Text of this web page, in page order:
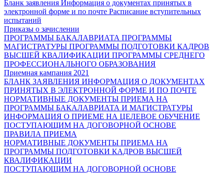
Бланк заявления Информация о документах принятых в
электронной форме и по почте Расписание вступительных
испытаний
Приказы о зачислении
ПРОГРАММЫ БАКАЛАВРИАТА ПРОГРАММЫ
МАГИСТРАТУРЫ ПРОГРАММЫ ПОДГОТОВКИ КАДРОВ
ВЫСШЕЙ КВАЛИФИКАЦИИ ПРОГРАММЫ СРЕДНЕГО
ПРОФЕССИОНАЛЬНОГО ОБРАЗОВАНИЯ
Приемная кампания 2021
БЛАНК ЗАЯВЛЕНИЯ ИНФОРМАЦИЯ О ДОКУМЕНТАХ
ПРИНЯТЫХ В ЭЛЕКТРОННОЙ ФОРМЕ И ПО ПОЧТЕ
НОРМАТИВНЫЕ ДОКУМЕНТЫ ПРИЕМА НА
ПРОГРАММЫ БАКАЛАВРИАТА И МАГИСТРАТУРЫ
ИНФОРМАЦИЯ О ПРИЕМЕ НА ЦЕЛЕВОЕ ОБУЧЕНИЕ
ПОСТУПАЮЩИМ НА ДОГОВОРНОЙ ОСНОВЕ
ПРАВИЛА ПРИЕМА
НОРМАТИВНЫЕ ДОКУМЕНТЫ ПРИЕМА НА
ПРОГРАММЫ ПОДГОТОВКИ КАДРОВ ВЫСШЕЙ
КВАЛИФИКАЦИИ
ПОСТУПАЮЩИМ НА ДОГОВОРНОЙ ОСНОВЕ